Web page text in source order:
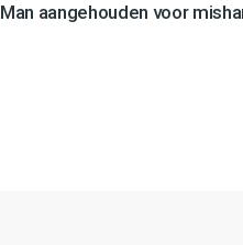
Man aangehouden voor